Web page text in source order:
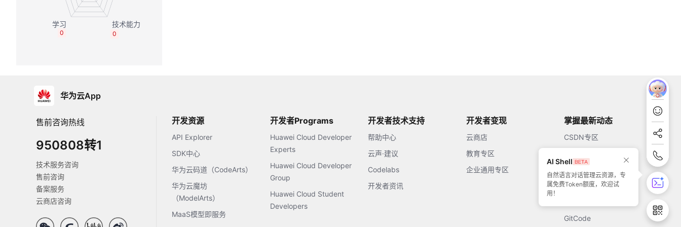
0
0
华为云App
售前咨询热线
950808转1
技术服务咨询
售前咨询
备案服务
云商店咨询
开发资源
API Explorer
SDK中心
华为云码道（CodeArts）
华为云魔坊
（ModelArts）
MaaS模型即服务
开发者Programs
Huawei Cloud Developer
Experts
Huawei Cloud Developer
Group
Huawei Cloud Student
Developers
开发者技术支持
帮助中心
云声·建议
Codelabs
开发者资讯
开发者变现
云商店
教育专区
企业通用专区
掌握最新动态
CSDN专区
51CTO
GitCode
AI Shell
自然语言对话管理云资源，专
属免费Token额度，欢迎试
用！